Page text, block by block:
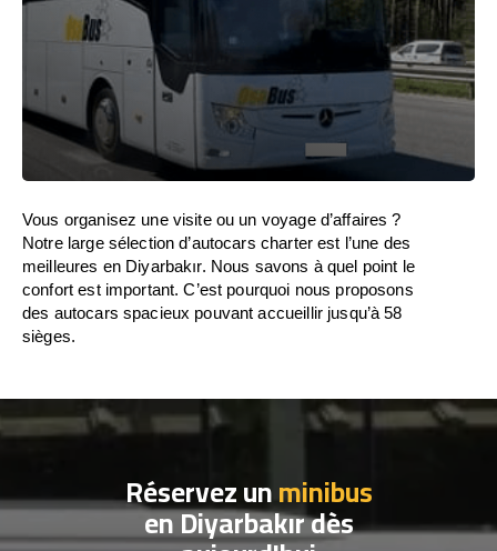
Vous organisez une visite ou un voyage d’affaires ?
Notre large sélection d’autocars charter est l’une des
meilleures en Diyarbakır. Nous savons à quel point le
confort est important. C’est pourquoi nous proposons
des autocars spacieux pouvant accueillir jusqu’à 58
sièges.
Réservez unminibus
en Diyarbakır dès